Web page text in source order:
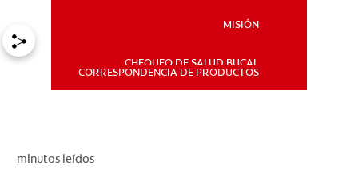
MISIÓN
CHEQUEO DE SALUD BUCAL
CORRESPONDENCIA DE PRODUCTOS
minutos leídos